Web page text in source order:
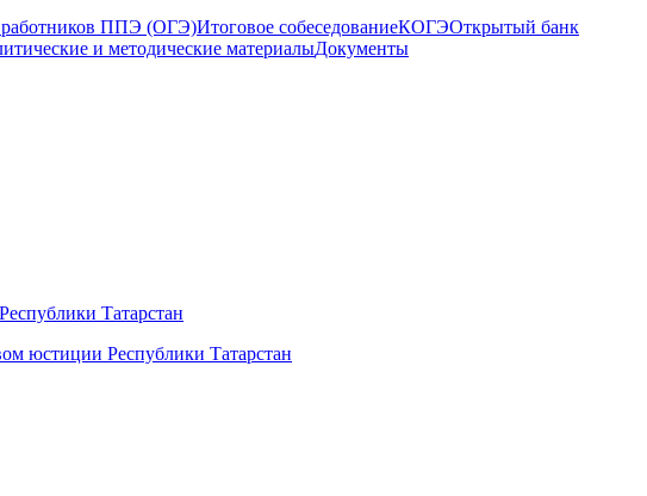
ППЭ (ОГЭ)Итоговое собеседованиеКОГЭОткрытый банк
и методические материалыДокументы
Татарстан
юстиции Республики Татарстан